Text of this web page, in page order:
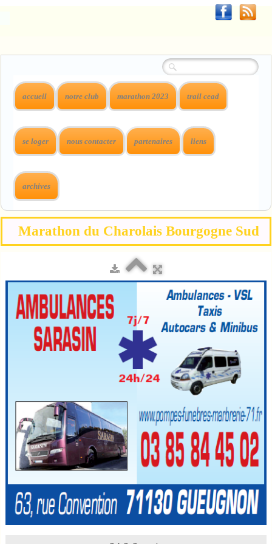
accueil notre club marathon 2023 trail cead
se loger nous contacter partenaires liens
archives
Marathon du Charolais Bourgogne Sud